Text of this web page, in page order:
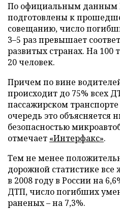
По официальным данным
подготовлены к
совещанию, число
3–5 раз превышает
развитых странах. На 100
20 человек.
Причем по вине
происходит до 75% всех
пассажирском
очередь это объясняется
безопасностью
отмечает «Интерфакс».
Тем не менее
дорожной статистике все
в 2008 году в России на
ДТП, число погибших
раненых – на 7,3%.